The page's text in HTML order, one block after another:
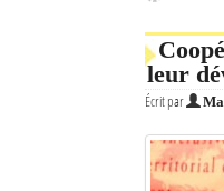
leur
Écrit par